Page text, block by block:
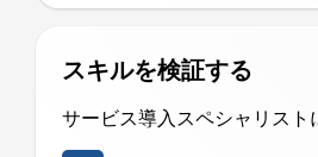
スキルを検証する
サービス導入スペシャリスト